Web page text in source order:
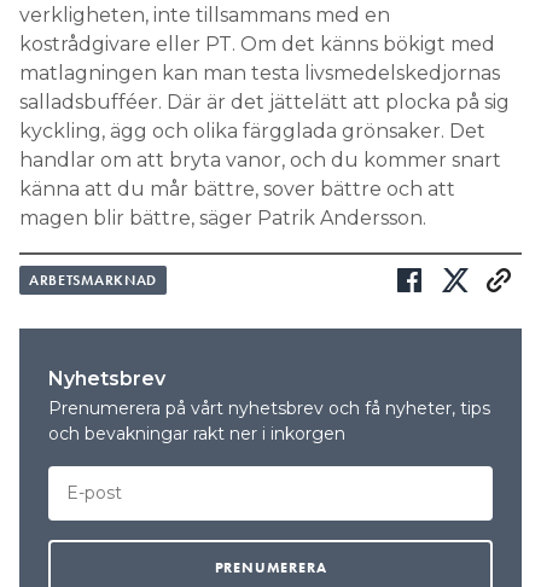
verkligheten, inte tillsammans med en
kostrådgivare eller PT. Om det känns bökigt med
matlagningen kan man testa livsmedelskedjornas
salladsbufféer. Där är det jättelätt att plocka på sig
kyckling, ägg och olika färgglada grönsaker. Det
handlar om att bryta vanor, och du kommer snart
känna att du mår bättre, sover bättre och att
magen blir bättre, säger Patrik Andersson.
ARBETSMARKNAD
Nyhetsbrev
Prenumerera på vårt nyhetsbrev och få nyheter, tips
och bevakningar rakt ner i inkorgen